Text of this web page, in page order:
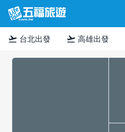
flight_takeoff 台北出發 flight_takeoff 高雄出發